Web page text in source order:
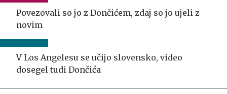
Povezovali so jo z Dončićem, zdaj so jo ujeli z
novim
V Los Angelesu se učijo slovensko, video
dosegel tudi Dončića